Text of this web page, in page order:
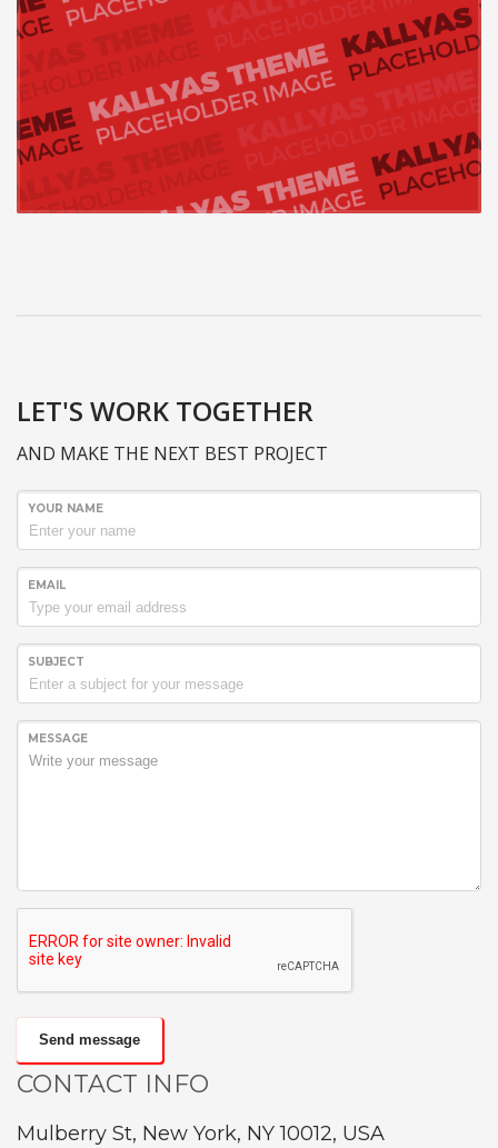
LET'S WORK TOGETHER
AND MAKE THE NEXT BEST PROJECT
YOUR NAME
EMAIL
SUBJECT
MESSAGE
Send message
CONTACT INFO
Mulberry St, New York, NY 10012, USA